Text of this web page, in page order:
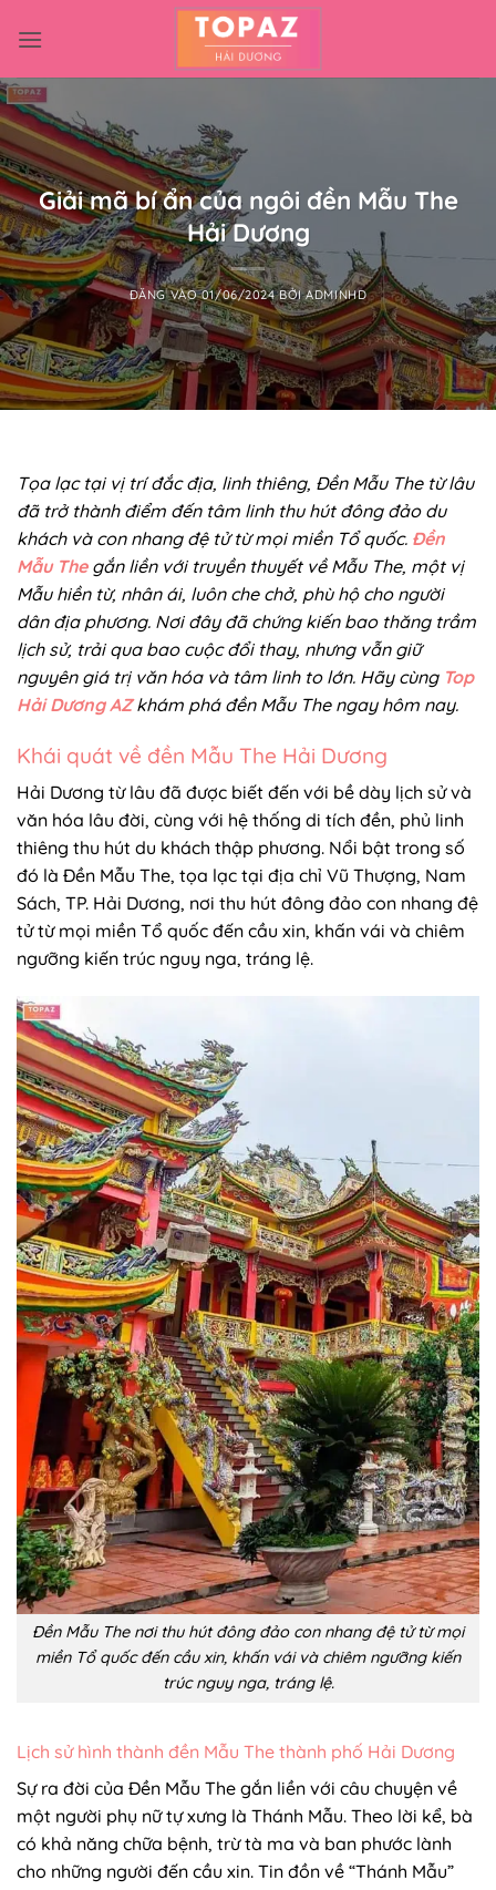
qua
dung
Giải mã bí ẩn của ngôi đền Mẫu The
Hải Dương
ĐĂNG VÀO01/06/2024 BỞIADMINHD
Tọa lạc tại vị trí đắc địa, linh thiêng, Đền Mẫu The từ lâu
đã trở thành điểm đến tâm linh thu hút đông đảo du
khách và con nhang đệ tử từ mọi miền Tổ quốc. Đền
Mẫu Thegắn liền với truyền thuyết về Mẫu The, một vị
Mẫu hiền từ, nhân ái, luôn che chở, phù hộ cho người
dân địa phương. Nơi đây đã chứng kiến bao thăng trầm
lịch sử, trải qua bao cuộc đổi thay, nhưng vẫn giữ
nguyên giá trị văn hóa và tâm linh to lớn. Hãy cùng Top
Hải Dương AZkhám phá đền Mẫu The ngay hôm nay.
Khái quát về đền Mẫu The Hải Dương
Hải Dương từ lâu đã được biết đến với bề dày lịch sử và
văn hóa lâu đời, cùng với hệ thống di tích đền, phủ linh
thiêng thu hút du khách thập phương. Nổi bật trong số
đó là Đền Mẫu The, tọa lạc tại địa chỉ Vũ Thượng, Nam
Sách, TP. Hải Dương, nơi thu hút đông đảo con nhang đệ
tử từ mọi miền Tổ quốc đến cầu xin, khấn vái và chiêm
ngưỡng kiến trúc nguy nga, tráng lệ.
Đền Mẫu The nơi thu hút đông đảo con nhang đệ tử từ mọi
miền Tổ quốc đến cầu xin, khấn vái và chiêm ngưỡng kiến
trúc nguy nga, tráng lệ.
Lịch sử hình thành đền Mẫu The thành phố Hải Dương
Sự ra đời của Đền Mẫu The gắn liền với câu chuyện về
một người phụ nữ tự xưng là Thánh Mẫu. Theo lời kể, bà
có khả năng chữa bệnh, trừ tà ma và ban phước lành
cho những người đến cầu xin. Tin đồn về “Thánh Mẫu”